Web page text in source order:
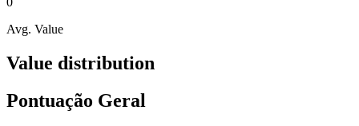
Avg. Value
Value distribution
Pontuação Geral